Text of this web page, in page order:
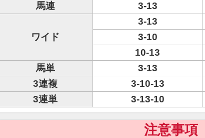
馬連
3-13
ワイド
3-13
3-10
10-13
馬単
3-13
3連複
3-10-13
3連単
3-13-10
注意事項